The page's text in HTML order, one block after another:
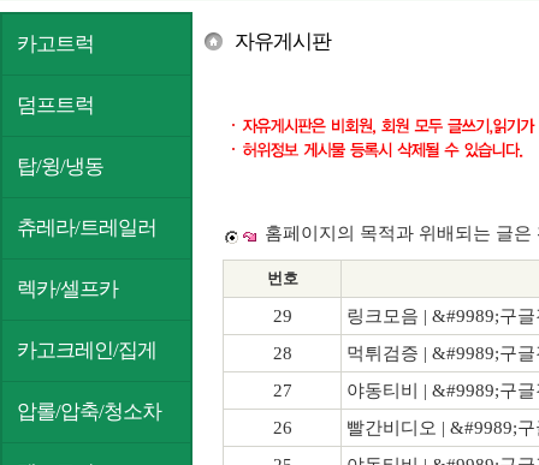
카고트럭
덤프트럭
탑/윙/냉동
츄레라/트레일러
렉카/셀프카
카고크레인/집게
압롤/압축/청소차
자유게시판
홈페이지의 목적과 위배되는 글
번호
29
링크모음 | &#9989;구
28
먹튀검증 | &#9989;구
27
야동티비 | &#9989;구
26
빨간비디오 | &#9989;